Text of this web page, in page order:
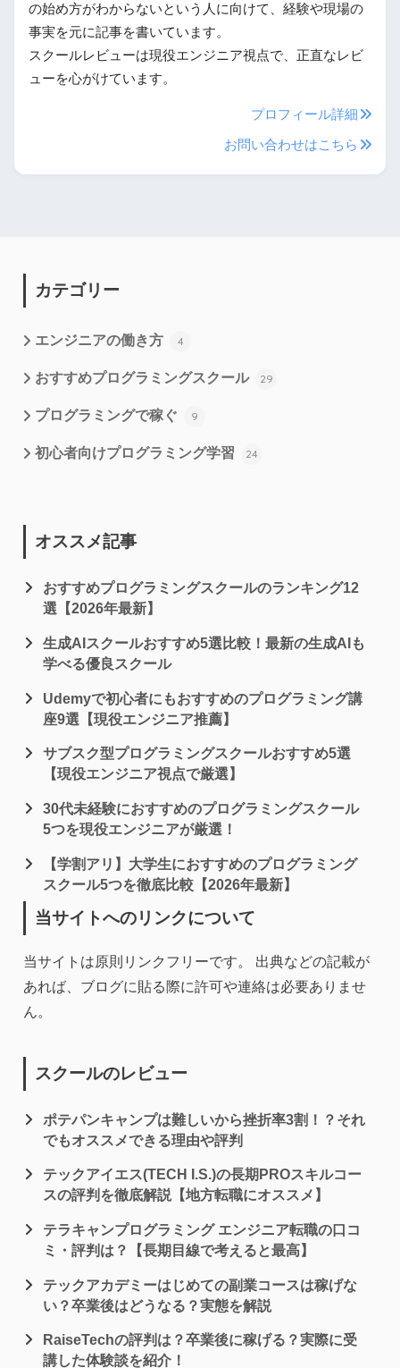
の始め方がわからないという人に向けて、経験や現場の
事実を元に記事を書いています。
スクールレビューは現役エンジニア視点で、正直なレビ
ューを心がけています。
プロフィール詳細
お問い合わせはこちら
カテゴリー
エンジニアの働き方 4
おすすめプログラミングスクール 29
プログラミングで稼ぐ 9
初心者向けプログラミング学習 24
オススメ記事
おすすめプログラミングスクールのランキング12
選【2026年最新】
生成AIスクールおすすめ5選比較！最新の生成AIも
学べる優良スクール
Udemyで初心者にもおすすめのプログラミング講
座9選【現役エンジニア推薦】
サブスク型プログラミングスクールおすすめ5選
【現役エンジニア視点で厳選】
30代未経験におすすめのプログラミングスクール
5つを現役エンジニアが厳選！
【学割アリ】大学生におすすめのプログラミング
スクール5つを徹底比較【2026年最新】
当サイトへのリンクについて
当サイトは原則リンクフリーです。 出典などの記載が
あれば、ブログに貼る際に許可や連絡は必要ありませ
ん。
スクールのレビュー
ポテパンキャンプは難しいから挫折率3割！？それ
でもオススメできる理由や評判
テックアイエス(TECH I.S.)の長期PROスキルコー
スの評判を徹底解説【地方転職にオススメ】
テラキャンプログラミング エンジニア転職の口コ
ミ・評判は？【長期目線で考えると最高】
テックアカデミーはじめての副業コースは稼げな
い？卒業後はどうなる？実態を解説
RaiseTechの評判は？卒業後に稼げる？実際に受
講した体験談を紹介！